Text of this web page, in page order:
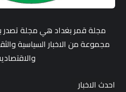
مجلة قمر بغداد هي مجلة
مجموعة من الاخبار السياسية
احدث الاخبار